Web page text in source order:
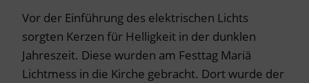
Vor der Einführung des elektrischen Lichts
sorgten Kerzen für Helligkeit in der dunklen
Jahreszeit. Diese wurden am Festtag Mariä
Lichtmess in die Kirche gebracht. Dort wurde der